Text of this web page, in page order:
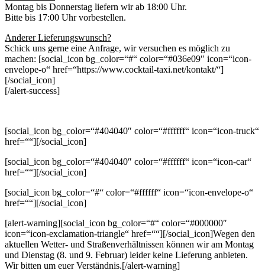
Montag bis Donnerstag liefern wir ab 18:00 Uhr.
Bitte bis 17:00 Uhr vorbestellen.
Anderer Lieferungswunsch?
Schick uns gerne eine Anfrage, wir versuchen es möglich zu
machen: [social_icon bg_color=“#“ color=“#036e09″ icon=“icon-
envelope-o“ href=“https://www.cocktail-taxi.net/kontakt/“]
[/social_icon]
[/alert-success]
[social_icon bg_color=“#404040″ color=“#ffffff“ icon=“icon-truck“
href=““][/social_icon]
[social_icon bg_color=“#404040″ color=“#ffffff“ icon=“icon-car“
href=““][/social_icon]
[social_icon bg_color=“#“ color=“#ffffff“ icon=“icon-envelope-o“
href=““][/social_icon]
[alert-warning][social_icon bg_color=“#“ color=“#000000″
icon=“icon-exclamation-triangle“ href=““][/social_icon]Wegen den
aktuellen Wetter- und Straßenverhältnissen können wir am Montag
und Dienstag (8. und 9. Februar) leider keine Lieferung anbieten.
Wir bitten um euer Verständnis.[/alert-warning]